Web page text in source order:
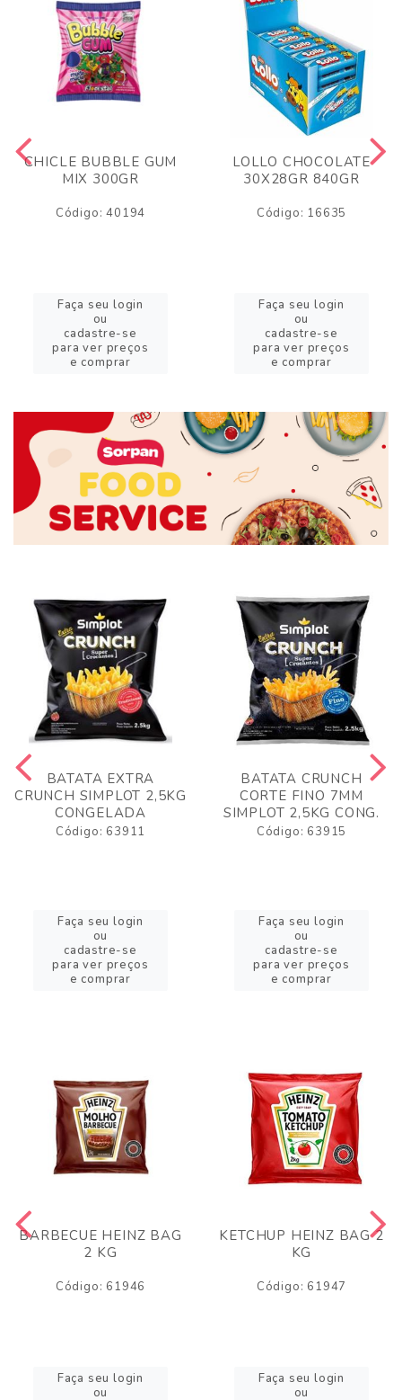
CHICLE BUBBLE GUM
MIX 300GR
Código: 40194
Faça seu login
ou
cadastre-se
para ver preços
e comprar
LOLLO CHOCOLATE
30X28GR 840GR
Código: 16635
Faça seu login
ou
cadastre-se
para ver preços
e comprar
BATATA EXTRA
CRUNCH SIMPLOT 2,5KG
CONGELADA
Código: 63911
Faça seu login
ou
cadastre-se
para ver preços
e comprar
BATATA CRUNCH
CORTE FINO 7MM
SIMPLOT 2,5KG CONG.
Código: 63915
Faça seu login
ou
cadastre-se
para ver preços
e comprar
BARBECUE HEINZ BAG
2 KG
Código: 61946
Faça seu login
ou
KETCHUP HEINZ BAG 2
KG
Código: 61947
Faça seu login
ou